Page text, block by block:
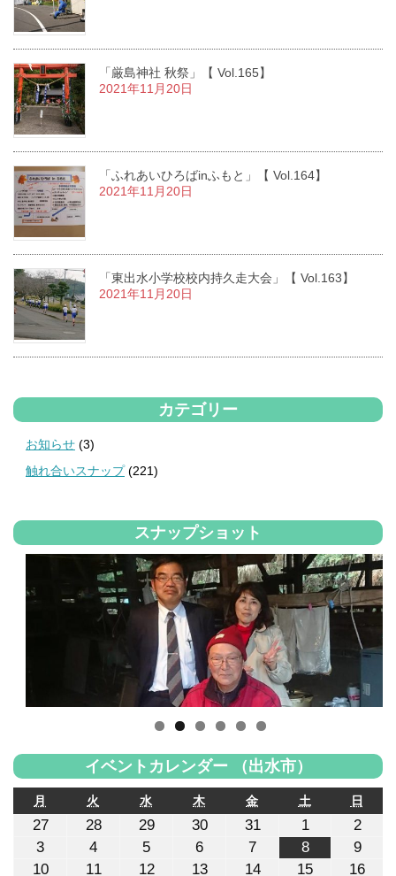
「厳島神社 秋祭」【 Vol.165】
2021年11月20日
「ふれあいひろばinふもと」【 Vol.164】
2021年11月20日
「東出水小学校校内持久走大会」【 Vol.163】
2021年11月20日
カテゴリー
お知らせ (3)
触れ合いスナップ(221)
スナップショット
イベントカレンダー （出水市）
月
曜
日
火
曜
日
水
曜
日
木木
曜
日
金金
曜
土土
曜
日
曜
272026
月
282026
292026
月
302026
月
312026
月
12026
年
8
月
22026
年
8
月
32026
年
42026
年
52026
年
62026
年
72026
年
82026
年
92026
年
102026
112026
122026
132026
142026
152026
162026